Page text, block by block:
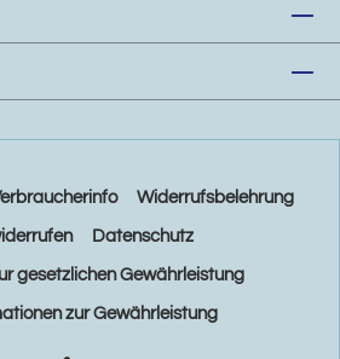
Widerrufsbelehrung
Datenschutz
gesetzlichen Gewährleistung
zur Gewährleistung